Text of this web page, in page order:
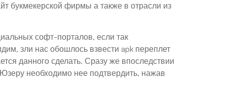
букмекерской фирмы а также в отрасли из
софт-порталов, если так
зли нас обошлось взвести apk переплет
данного сделать. Сразу же впоследствии
необходимо нее подтвердить, нажав